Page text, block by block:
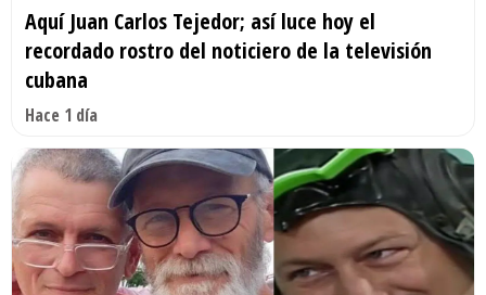
Aquí Juan Carlos Tejedor; así luce hoy el
recordado rostro del noticiero de la televisión
cubana
Hace 1 día